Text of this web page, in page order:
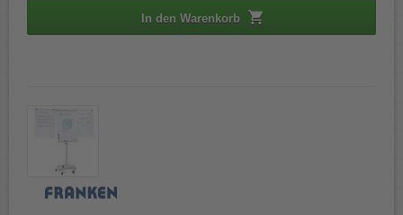
In den Warenkorb